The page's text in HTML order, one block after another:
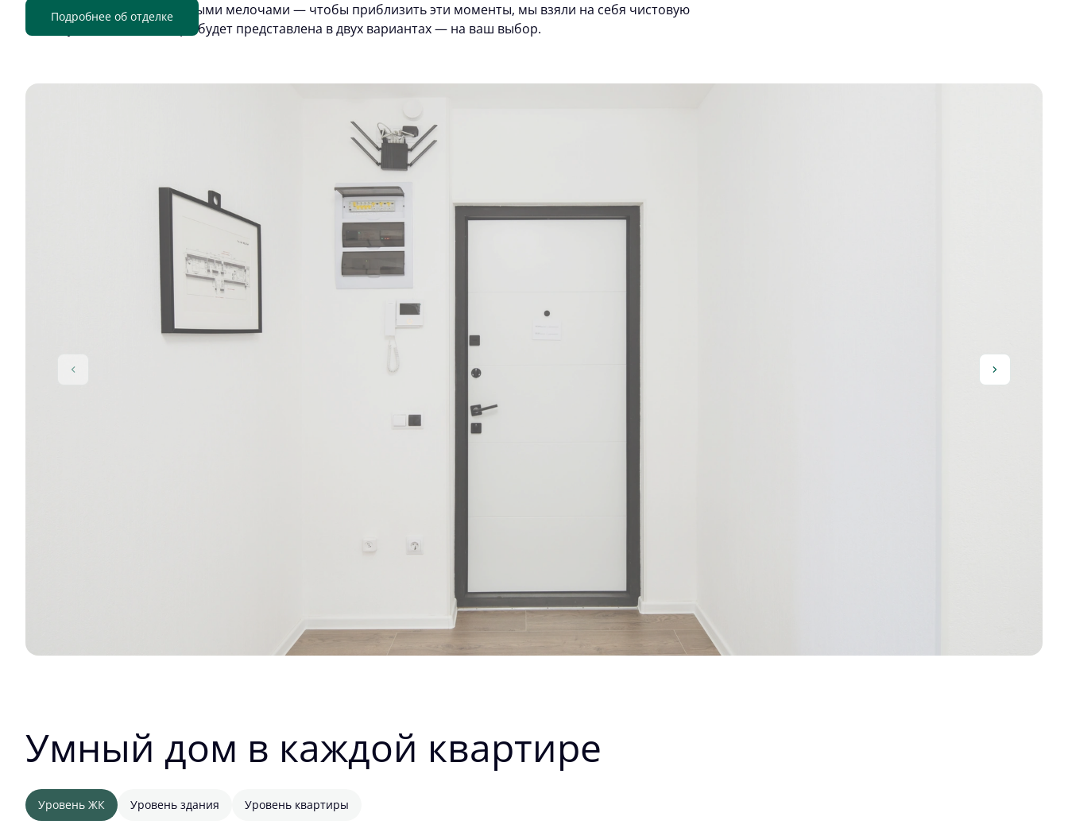
обживать квартиру приятными мелочами — чтобы приблизить эти моменты, мы взяли на себя чистовую
отделку. Цветовая палитра будет представлена в двух вариантах — на ваш выбор.
Подробнее об отделке
Умный дом в каждой квартире
Уровень ЖК Уровень здания Уровень квартиры